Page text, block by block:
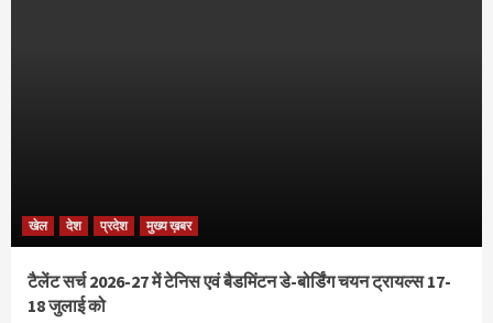
खेल देश प्रदेश मुख्य ख़बर
टैलेंट सर्च 2026-27 में टेनिस एवं बैडमिंटन डे-बोर्डिंग चयन ट्रायल्स 17-
18 जुलाई को